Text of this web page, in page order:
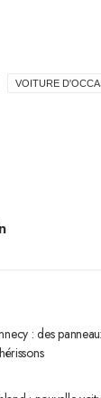
VOITURE
: des